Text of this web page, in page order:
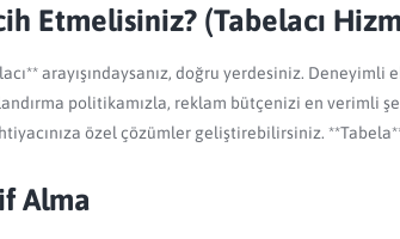
Etmelisiniz? (Tabelacı
arayışındaysanız, doğru yerdesiniz.
politikamızla, reklam bütçenizi en verimli
özel çözümler geliştirebilirsiniz.
Alma